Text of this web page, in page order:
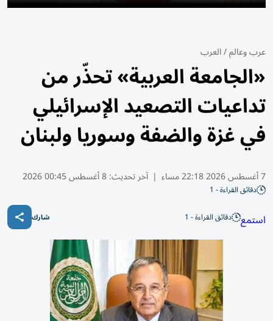
عرب وعالم/العرب
«الجامعة العربية» تحذّر من
تداعيات التصعيد الإسرائيلي
في غزة والضفة وسوريا ولبنان
7 أغسطس 2026 22:18 مساء | آخر تحديث:8 أغسطس 00:45 2026
دقائق القراءة - 1
استمع دقائق القراءة - 1 شارك